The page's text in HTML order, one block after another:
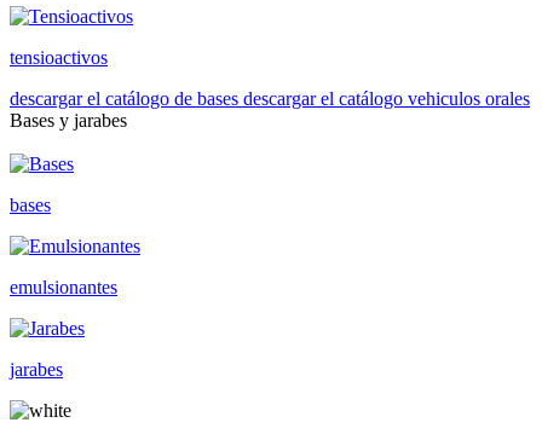
tensioactivos
descargar el catálogo de bases descargar el catálogo vehiculos orales
Bases y jarabes
bases
emulsionantes
jarabes